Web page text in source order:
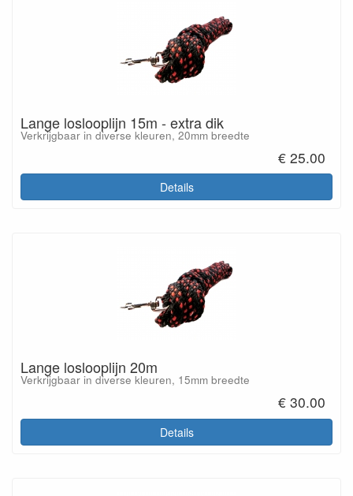
Lange loslooplijn 15m - extra dik
Verkrijgbaar in diverse kleuren, 20mm breedte
€ 25.00
Details
Lange loslooplijn 20m
Verkrijgbaar in diverse kleuren, 15mm breedte
€ 30.00
Details